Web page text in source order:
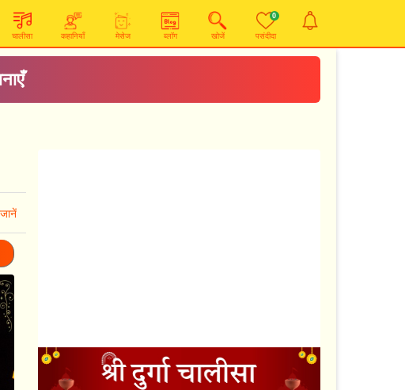
चालीसा कहानियाँ मेसेज ब्लॉग खोजें
0
पसंदीदा